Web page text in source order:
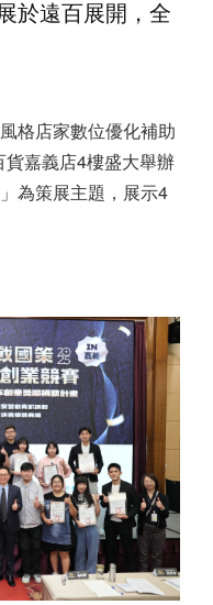
於遠百展開，全
格店家數位優化補助
嘉義店4樓盛大舉辦
為策展主題，展示4